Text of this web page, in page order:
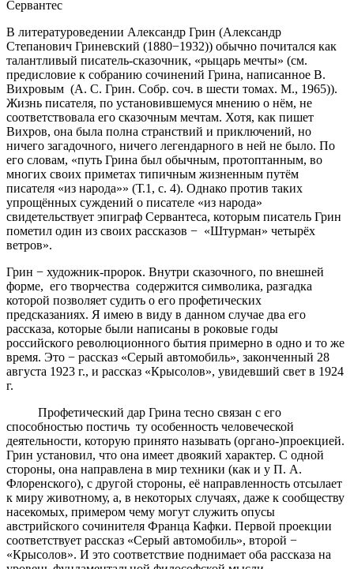
Сервантес
В литературоведении Александр Грин (Александр
Степанович Гриневский (1880−1932)) обычно почитался как
талантливый писатель-сказочник, «рыцарь мечты» (см.
предисловие к собранию сочинений Грина, написанное В.
Вихровым (А. С. Грин. Собр. соч. в шести томах. М., 1965)).
Жизнь писателя, по установившемуся мнению о нём, не
соответствовала его сказочным мечтам. Хотя, как пишет
Вихров, она была полна странствий и приключений, но
ничего загадочного, ничего легендарного в ней не было. По
его словам, «путь Грина был обычным, протоптанным, во
многих своих приметах типичным жизненным путём
писателя «из народа»» (Т.1, с. 4). Однако против таких
упрощённых суждений о писателе «из народа»
свидетельствует эпиграф Сервантеса, которым писатель Грин
пометил один из своих рассказов − «Штурман» четырёх
ветров».
Грин − художник-пророк. Внутри сказочного, по внешней
форме, его творчества содержится символика, разгадка
которой позволяет судить о его профетических
предсказаниях. Я имею в виду в данном случае два его
рассказа, которые были написаны в роковые годы
российского революционного бытия примерно в одно и то же
время. Это − рассказ «Серый автомобиль», законченный 28
августа 1923 г., и рассказ «Крысолов», увидевший свет в 1924
г.
Профетический дар Грина тесно связан с его
способностью постичь ту особенность человеческой
деятельности, которую принято называть (органо-)проекцией.
Грин установил, что она имеет двоякий характер. С одной
стороны, она направлена в мир техники (как и у П. А.
Флоренского), с другой стороны, её направленность отсылает
к миру животному, а, в некоторых случаях, даже к сообществу
насекомых, примером чему могут служить опусы
австрийского сочинителя Франца Кафки. Первой проекции
соответствует рассказ «Серый автомобиль», второй −
«Крысолов». И это соответствие поднимает оба рассказа на